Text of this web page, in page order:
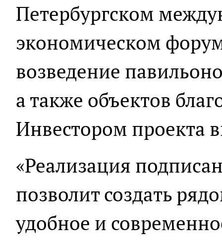
Петербургском
экономическом
возведение
а также объектов
Инвестором проекта
«Реализация
позволит создать
удобное и